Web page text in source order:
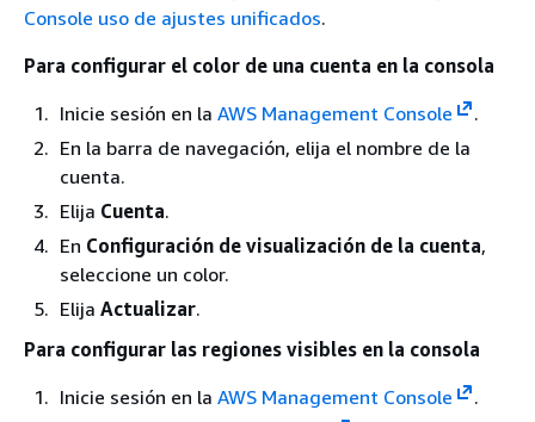
Console uso de ajustes unificados.
Para configurar el color de una cuenta en la consola
Inicie sesión en la AWS Management Console
.
En la barra de navegación, elija el nombre de la
cuenta.
Elija Cuenta.
En Configuración de visualización de la cuenta,
seleccione un color.
Elija Actualizar.
Para configurar las regiones visibles en la consola
Inicie sesión en la AWS Management Console
.